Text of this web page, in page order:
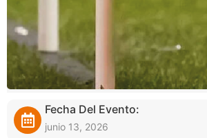
Fecha Del Evento:
junio 13, 2026